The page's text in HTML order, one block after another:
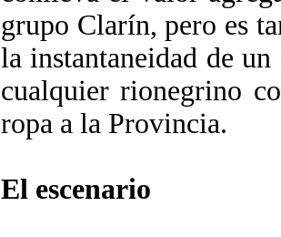
grupo Clarín, pero es
la instantaneidad de
cualquier rionegrino
ropa a la Provincia.
El escenario